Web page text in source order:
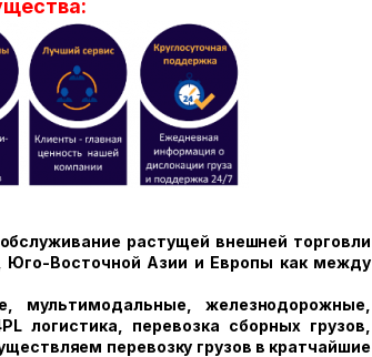
растущей внешней торговли
Юго-Восточной Азии и Европы как между
мультимодальные, железнодорожные,
логистика, перевозка сборных грузов,
перевозку грузов в кратчайшие